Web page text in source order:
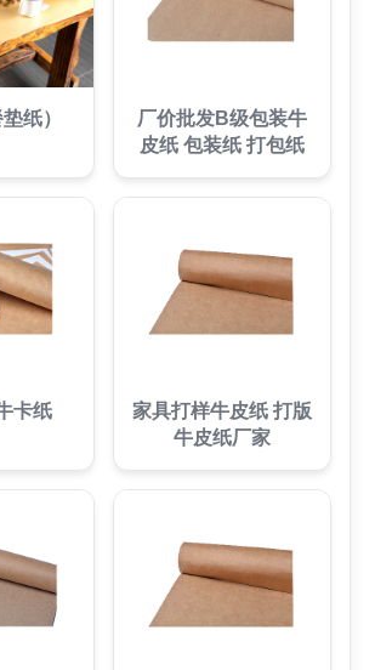
纸）
厂价批发B级包装牛
皮纸 包装纸 打包纸
卡纸
家具打样牛皮纸 打版
牛皮纸厂家